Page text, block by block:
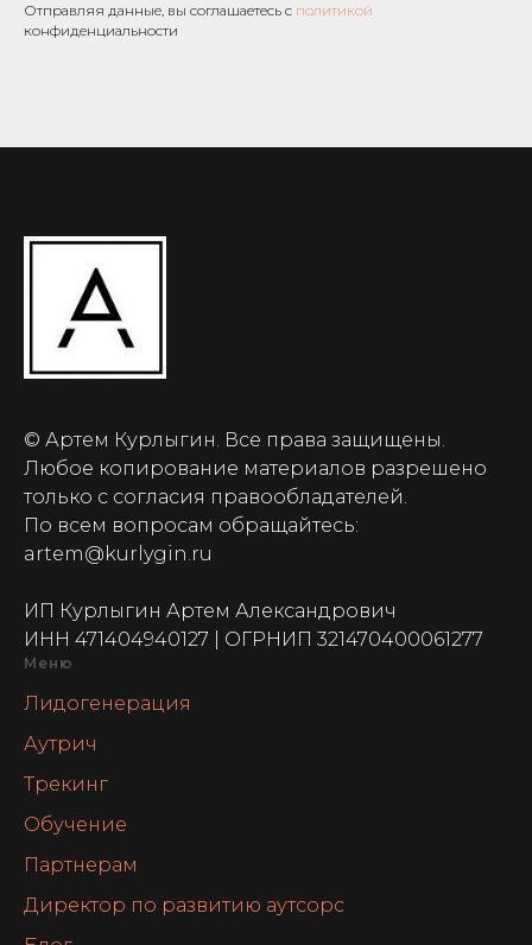
Отправляя данные, вы соглашаетесь с политикой
конфиденциальности
© Артем Курлыгин. Все права защищены.
Любое копирование материалов разрешено
только с согласия правообладателей.
По всем вопросам обращайтесь:
artem@kurlygin.ru
ИП Курлыгин Артем Александрович
ИНН 471404940127 | ОГРНИП 321470400061277
Меню
Лидогенерация
Аутрич
Трекинг
Обучение
Партнерам
Директор по развитию аутсорс